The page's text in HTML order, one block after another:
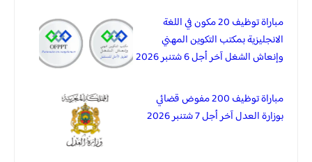
مباراة توظيف 20 مكون في اللغة
الانجليزية بمكتب التكوين المهني
وإنعاش الشغل آخر أجل 6 شتنبر 2026
مباراة توظيف 200 مفوض قضائي
بوزارة العدل آخر أجل 7 شتنبر 2026